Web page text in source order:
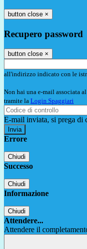
button close ×
Recupero password
button close ×
all'indirizzo indicato con le
Non hai una e-mail associata
tramite la Login Spaggiari
E-mail inviata, si prega di
Errore
Chiudi
Successo
Chiudi
Informazione
Chiudi
Attendere...
Attendere il